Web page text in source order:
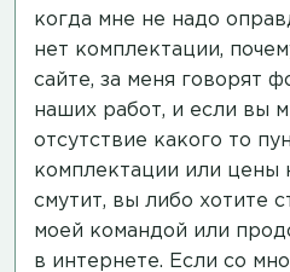
когда мне не надо
нет комплектации,
сайте, за меня говорят
наших работ, и если вы
отсутствие какого то
комплектации или цены
смутит, вы либо хотите
моей командой или
в интернете. Если со